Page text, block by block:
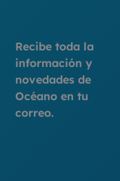
Recibe toda la
información y
novedades de
Océano en tu
correo.